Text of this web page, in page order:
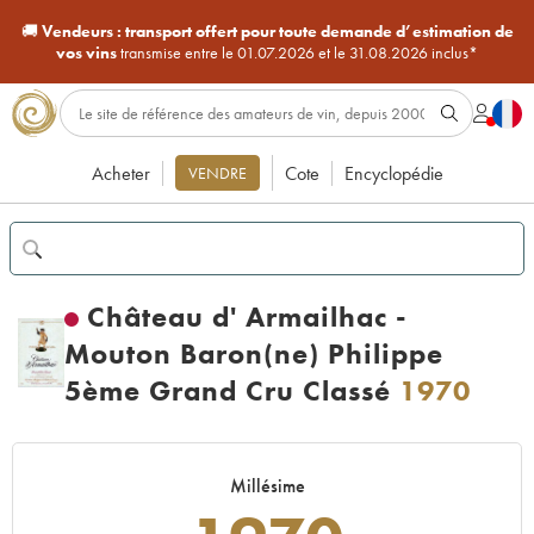
🚚Vendeurs : transport offert pour toute demande d’estimation de
vos vinstransmise entre le 01.07.2026 et le 31.08.2026 inclus*
Acheter VENDRE Cote Encyclopédie
Château d' Armailhac -
Mouton Baron(ne) Philippe
5ème Grand Cru Classé 1970
Millésime